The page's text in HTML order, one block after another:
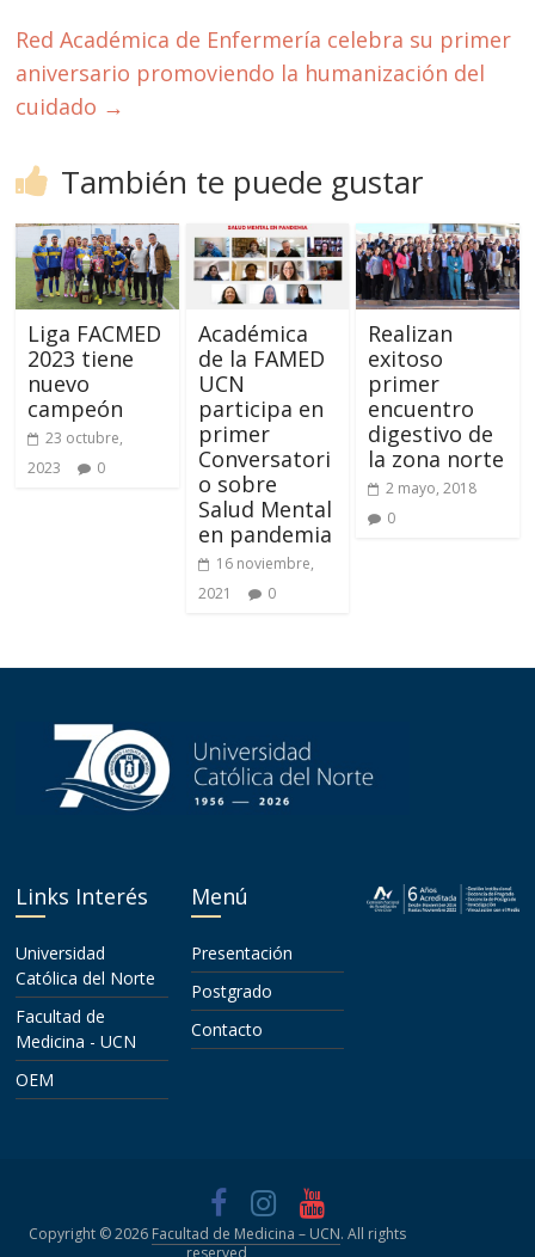
Red Académica de Enfermería celebra su primer
aniversario promoviendo la humanización del
cuidado →
También te puede gustar
Liga FACMED
2023 tiene
nuevo
campeón
23 octubre,
2023
0
Académica
de la FAMED
UCN
participa en
primer
Conversatori
o sobre
Salud Mental
en pandemia
16 noviembre,
2021
0
Realizan
exitoso
primer
encuentro
digestivo de
la zona norte
2 mayo, 2018
0
Links Interés
Universidad
Católica del Norte
Facultad de
Medicina - UCN
OEM
Menú
Presentación
Postgrado
Contacto
Copyright © 2026 Facultad de Medicina – UCN. All rights
reserved